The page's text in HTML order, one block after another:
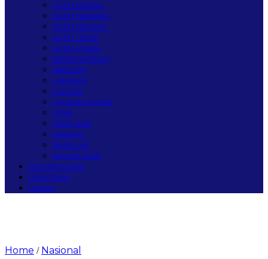
ACEH SINGKIL
ACEH TAMIANG
ACEH TENGAH
ACEH TIMUR
ACEH UTARA
BENER MERIAH
BIREUEN
LANGKAT
LANGSA
LHOKSEUMAWE
PIDIE
PIDIE JAYA
SABANG
SIMEULUE
NAGAN RAYA
MEGAPOLITAN
PERISTIWA
Redaksi
Home / Nasional